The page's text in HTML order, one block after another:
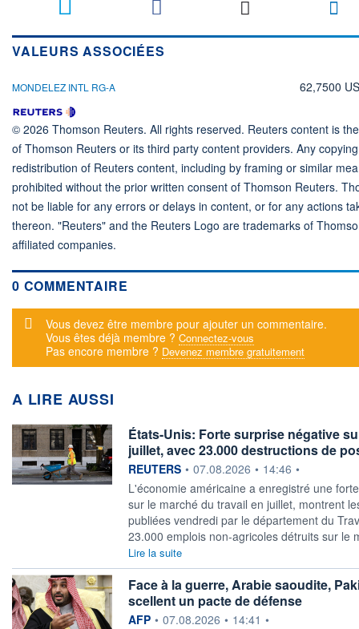
VALEURS ASSOCIÉES
MONDELEZ INTL RG-A 62,7500
© 2026 Thomson Reuters. All rights reserved. Reuters content is
of Thomson Reuters or its third party content providers. Any
redistribution of Reuters content, including by framing or similar
prohibited without the prior written consent of Thomson Reuters.
not be liable for any errors or delays in content, or for any actions
thereon. "Reuters" and the Reuters Logo are trademarks of
affiliated companies.
0 COMMENTAIRE
Message d'alerte
Vous devez être membre pour ajouter un commentaire.
Vous êtes déjà membre ? Connectez-vous
Pas encore membre ? Devenez membre gratuitement
A LIRE AUSSI
États-Unis: Forte surprise négative
juillet, avec 23.000 destructions de
information fournie par
REUTERS • 07.08.2026 • 14:46 •
‌L'économie américaine a ​enregistré une
sur le marché ​du travail en juillet, ​montrent
publiées vendredi ‌par le département du
23.000 ​emplois ‌non-agricoles détruits sur ⁠le
Lire la suite
Face à la guerre, Arabie saoudite,
scellent un pacte de défense
information fournie par
AFP • 07.08.2026 • 14:41 •